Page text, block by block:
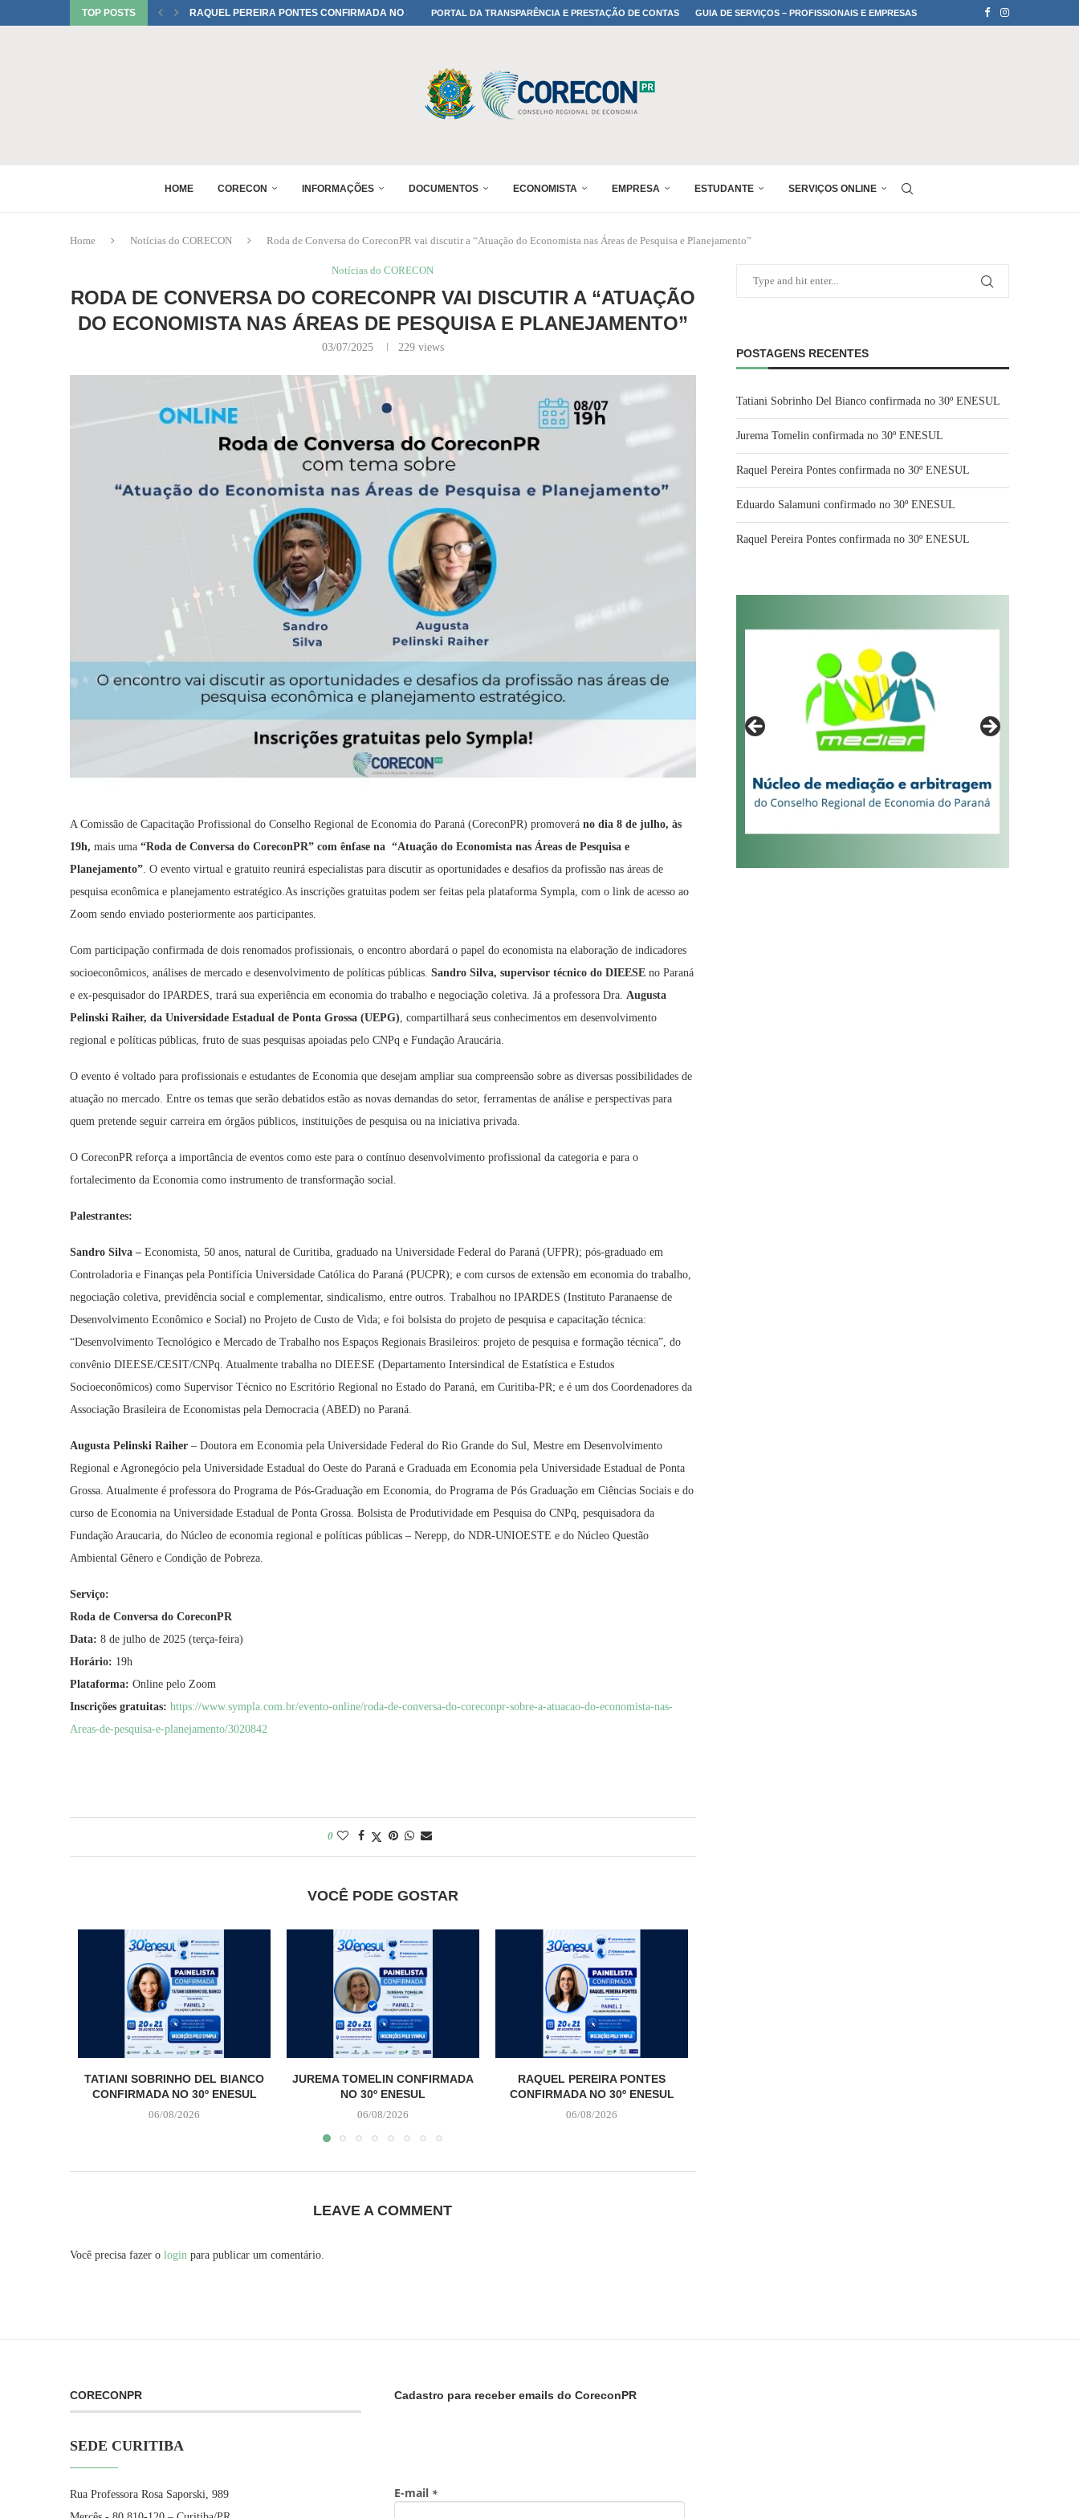
TOP POSTS RAQUEL PEREIRA PONTES CONFIRMADA NO 30º ENESULPORTAL DA TRANSPARÊNCIA E PRESTAÇÃO DE CONTAS GUIA DE SERVIÇOS – PROFISSIONAIS E EMPRESAS
HOME CORECON INFORMAÇÕES DOCUMENTOS ECONOMISTA EMPRESA ESTUDANTE SERVIÇOS ONLINE
Home Notícias do CORECON Roda de Conversa do CoreconPR vai discutir a “Atuação do Economista nas Áreas de Pesquisa e Planejamento”
Notícias do CORECON
RODA DE CONVERSA DO CORECONPR VAI DISCUTIR A “ATUAÇÃO
DO ECONOMISTA NAS ÁREAS DE PESQUISA E PLANEJAMENTO”
03/07/2025 229views
A Comissão de Capacitação Profissional do Conselho Regional de Economia do Paraná (CoreconPR) promoverá no dia 8 de julho, às
19h, mais uma “Roda de Conversa do CoreconPR” com ênfase na “Atuação do Economista nas Áreas de Pesquisa e
Planejamento” . O evento virtual e gratuito reunirá especialistas para discutir as oportunidades e desafios da profissão nas áreas de
pesquisa econômica e planejamento estratégico.As inscrições gratuitas podem ser feitas pela plataforma Sympla, com o link de acesso ao
Zoom sendo enviado posteriormente aos participantes.
Com participação confirmada de dois renomados profissionais, o encontro abordará o papel do economista na elaboração de indicadores
socioeconômicos, análises de mercado e desenvolvimento de políticas públicas. Sandro Silva, supervisor técnico do DIEESE no Paraná
e ex-pesquisador do IPARDES, trará sua experiência em economia do trabalho e negociação coletiva. Já a professora Dra. Augusta
Pelinski Raiher, da Universidade Estadual de Ponta Grossa (UEPG) , compartilhará seus conhecimentos em desenvolvimento
regional e políticas públicas, fruto de suas pesquisas apoiadas pelo CNPq e Fundação Araucária.
O evento é voltado para profissionais e estudantes de Economia que desejam ampliar sua compreensão sobre as diversas possibilidades de
atuação no mercado. Entre os temas que serão debatidos estão as novas demandas do setor, ferramentas de análise e perspectivas para
quem pretende seguir carreira em órgãos públicos, instituições de pesquisa ou na iniciativa privada.
O CoreconPR reforça a importância de eventos como este para o contínuo desenvolvimento profissional da categoria e para o
fortalecimento da Economia como instrumento de transformação social.
Palestrantes:
Sandro Silva – Economista, 50 anos, natural de Curitiba, graduado na Universidade Federal do Paraná (UFPR); pós-graduado em
Controladoria e Finanças pela Pontifícia Universidade Católica do Paraná (PUCPR); e com cursos de extensão em economia do trabalho,
negociação coletiva, previdência social e complementar, sindicalismo, entre outros. Trabalhou no IPARDES (Instituto Paranaense de
Desenvolvimento Econômico e Social) no Projeto de Custo de Vida; e foi bolsista do projeto de pesquisa e capacitação técnica:
“Desenvolvimento Tecnológico e Mercado de Trabalho nos Espaços Regionais Brasileiros: projeto de pesquisa e formação técnica”, do
convênio DIEESE/CESIT/CNPq. Atualmente trabalha no DIEESE (Departamento Intersindical de Estatística e Estudos
Socioeconômicos) como Supervisor Técnico no Escritório Regional no Estado do Paraná, em Curitiba-PR; e é um dos Coordenadores da
Associação Brasileira de Economistas pela Democracia (ABED) no Paraná.
Augusta Pelinski Raiher – Doutora em Economia pela Universidade Federal do Rio Grande do Sul, Mestre em Desenvolvimento
Regional e Agronegócio pela Universidade Estadual do Oeste do Paraná e Graduada em Economia pela Universidade Estadual de Ponta
Grossa. Atualmente é professora do Programa de Pós-Graduação em Economia, do Programa de Pós Graduação em Ciências Sociais e do
curso de Economia na Universidade Estadual de Ponta Grossa. Bolsista de Produtividade em Pesquisa do CNPq, pesquisadora da
Fundação Araucaria, do Núcleo de economia regional e políticas públicas – Nerepp, do NDR-UNIOESTE e do Núcleo Questão
Ambiental Gênero e Condição de Pobreza.
Serviço:
Roda de Conversa do CoreconPR
Data: 8 de julho de 2025 (terça-feira)
Horário: 19h
Plataforma: Online pelo Zoom
Inscrições gratuitas: https://www.sympla.com.br/evento-online/roda-de-conversa-do-coreconpr-sobre-a-atuacao-do-economista-nas-
Areas-de-pesquisa-e-planejamento/3020842
0
VOCÊ PODE GOSTAR
TATIANI SOBRINHO DEL BIANCO
CONFIRMADA NO 30º ENESUL
06/08/2026
JUREMA TOMELIN CONFIRMADA
NO 30º ENESUL
06/08/2026
RAQUEL PEREIRA PONTES
CONFIRMADA NO 30º ENESUL
06/08/2026
LEAVE A COMMENT
Você precisa fazer o login para publicar um comentário.
POSTAGENS RECENTES
Tatiani Sobrinho Del Bianco confirmada no 30º ENESUL
Jurema Tomelin confirmada no 30º ENESUL
Raquel Pereira Pontes confirmada no 30º ENESUL
Eduardo Salamuni confirmado no 30º ENESUL
Raquel Pereira Pontes confirmada no 30º ENESUL
CORECONPR
SEDE CURITIBA
Rua Professora Rosa Saporski, 989
Cadastro para receber emails do CoreconPR